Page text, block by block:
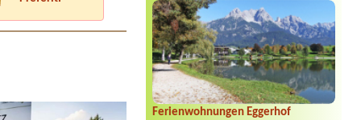
Ferienwohnungen Eggerhof